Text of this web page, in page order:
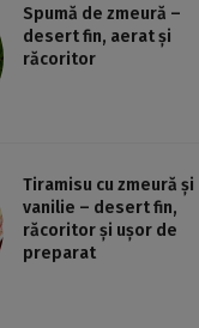
Spumă de zmeură –
desert fin, aerat și
răcoritor
Tiramisu cu zmeură și
vanilie – desert fin,
răcoritor și ușor de
preparat